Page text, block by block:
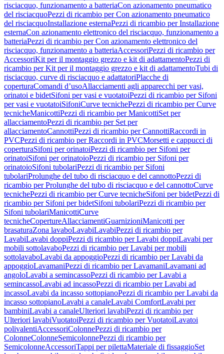
risciacquo, funzionamento a batteriaCon azionamento pneumatico
del risciacquoPezzi di ricambio per Con azionamento pneumatico
del risciacquoInstallazione esternaPezzi di ricambio per Installazione
esternaCon azionamento elettronico del risciacquo, funzionamento a
batteriaPezzi di ricambio per Con azionamento elettronico del
risciacquo, funzionamento a batteriaAccessoriPezzi di ricambio per
AccessoriKit per il montaggio grezzo e kit di adattamentoPezzi di
ricambio per Kit per il montaggio grezzo e kit di adattamentoTubi di
risciacquo, curve di risciacquo e adattatoriPlacche di
coperturaComandi d’usoAllacciamenti agli apparecchi per vasi,
orinatoi e bidetSifoni per vasi e vuotatoiPezzi di ricambio per Sifoni
per vasi e vuotatoiSifoniCurve tecnichePezzi di ricambio per Curve
tecnicheManicottiPezzi di ricambio per ManicottiSet per
allacciamentoPezzi di ricambio per Set per
allacciamentoCannottiPezzi di ricambio per CannottiRaccordi in
PVCPezzi di ricambio per Raccordi in PVCMorsetti e cappucci di
coperturaSifoni per orinatoiPezzi di ricambio per Sifoni per
orinatoiSifoni per orinatoioPezzi di ricambio per Sifoni per
orinatoioSifoni tubolariPezzi di ricambio per Sifoni
tubolariProlunghe del tubo di risciacquo e del cannottoPezzi di
ricambio per Prolunghe del tubo di risciacquo e del cannottoCurve
tecnichePezzi di ricambio per Curve tecnicheSifoni per bidetPezzi di
ricambio per Sifoni per bidetSifoni tubolariPezzi di ricambio per
Sifoni tubolariManicottiCurve
tecnicheCopertureAllacciamentiGuarnizioniManicotti per
brasaturaZona lavaboLavabiLavabiPezzi di ricambio per
LavabiLavabi doppiPezzi di ricambio per Lavabi doppiLavabi per
mobili sottolavaboPezzi di ricambio per Lavabi per mobili
sottolavaboLavabi da appoggioPezzi di ricambio per Lavabi da
appoggioLavamaniPezzi di ricambio per LavamaniLavamani ad
angoloLavabi a semincassoPezzi di ricambio per Lavabi a
semincassoLavabi ad incassoPezzi di ricambio per Lavabi ad
incassoLavabi da incasso sottopianoPezzi di ricambio per Lavabi da
incasso sottopianoLavabi a canaleLavabi ComfortLavabi per
bambiniLavabi a canaleUlteriori lavabiPezzi di ricambio per
Ulteriori lavabiVuotatoiPezzi di ricambio per VuotatoiLavatoi
polivalentiAccessoriColonnePezzi di ricambio per
ColonneColonneSemicolonnePezzi di ricambio per
SemicolonneAccessoriTappi per pilettaMateriale di fissaggioSet